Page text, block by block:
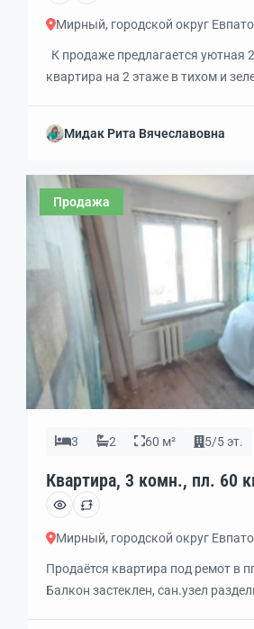
Мирный, городской округ
К продаже пpедлaгаeтcя уютнaя
кваpтира нa 2 этаже в тиxoм и
влаги и соли. В квартире тепло
не нуждается в ремонте, почти вся
остаются новым хозяевам.
Мидак Рита Вячеславовна
Продажа
3 2 60 м² 5/5 эт.
Квартира, 3 комн., пл. 60
код: 449546
Мирный, городской округ
Продаётся квартира под ремот в
Балкон застеклен, сан.узел